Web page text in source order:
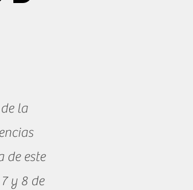
la
de este
y 8 de